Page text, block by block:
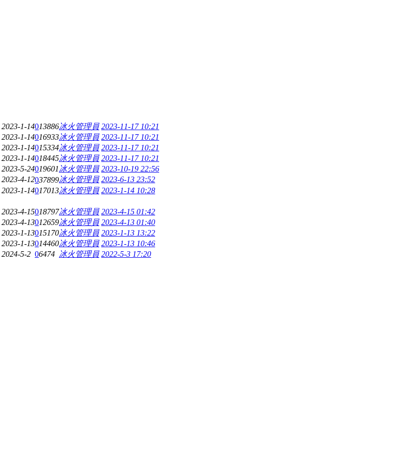
2023-1-14013886冰火管理員 2023-11-17 10:21
2023-1-14016933冰火管理員 2023-11-17 10:21
2023-1-14015334冰火管理員 2023-11-17 10:21
2023-1-14018445冰火管理員 2023-11-17 10:21
2023-5-24019601冰火管理員 2023-10-19 22:56
2023-4-12037899冰火管理員 2023-6-13 23:52
2023-1-14017013冰火管理員 2023-1-14 10:28
2023-4-15018797冰火管理員 2023-4-15 01:42
2023-4-13012659冰火管理員 2023-4-13 01:40
2023-1-13015170冰火管理員 2023-1-13 13:22
2023-1-13014460冰火管理員 2023-1-13 10:46
2024-5-2 06474 冰火管理員 2022-5-3 17:20